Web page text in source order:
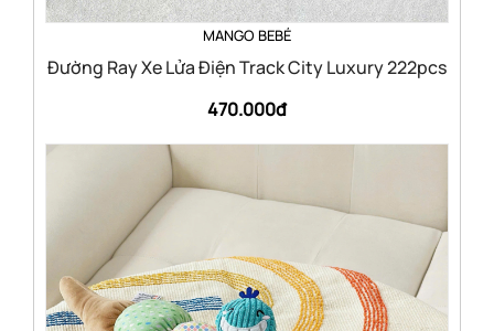
MANGO BEBÉ
Đường Ray Xe Lửa Điện Track City Luxury 222pcs
470.000đ